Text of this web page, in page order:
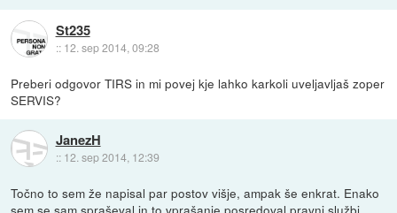
St235
:: 12. sep 2014, 09:28
Preberi odgovor TIRS in mi povej kje lahko karkoli uveljavljaš zoper
SERVIS?
JanezH
:: 12. sep 2014, 12:39
Točno to sem že napisal par postov višje, ampak še enkrat. Enako
sem se sam spraševal in to vprašanje posredoval pravni službi